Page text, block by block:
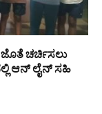
ಜೊತೆ ಚರ್ಚಿಸಲು
ಆನ್‌ ಲೈನ್ ಸಹಿ